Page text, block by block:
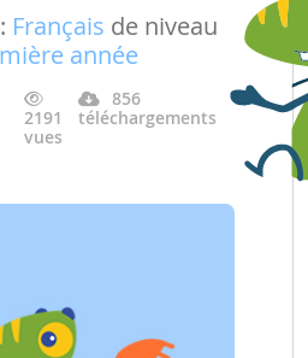
Français de niveau
année
2191
vues
856
téléchargements